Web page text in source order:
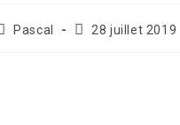
Pascal 28 juillet 2019